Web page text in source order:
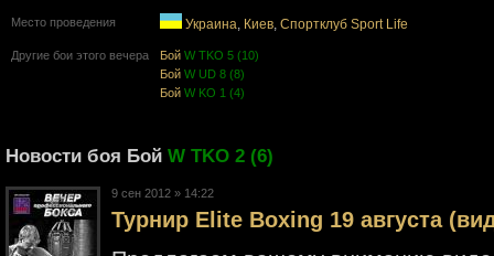
Место проведения Украина, Киев, Cпортклуб Sport Life
Другие бои этого вечера Бой W TKO 5 (10)
Бой W UD 8 (8)
Бой W KO 1 (4)
Новости боя Бой W TKO 2 (6)
9 cен 2012 » 14:22
Турнир Elite Boxing 19 августа